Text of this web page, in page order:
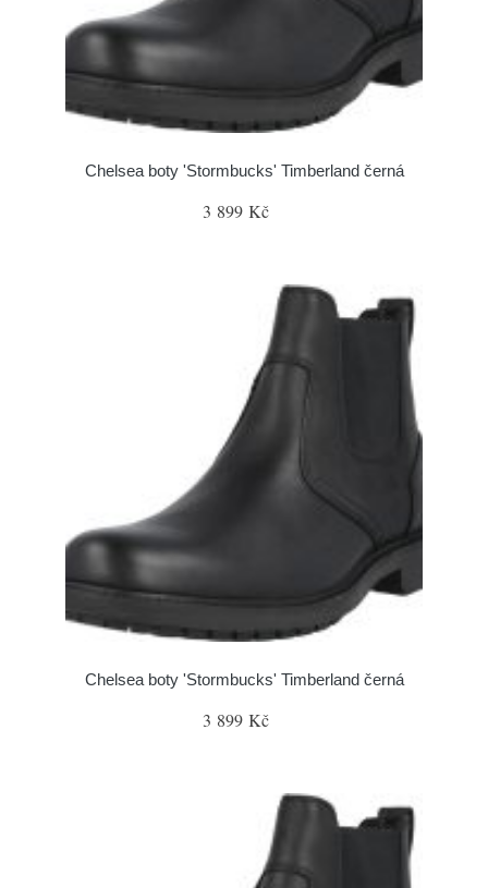
Chelsea boty 'Stormbucks' Timberland černá
3 899 Kč
Chelsea boty 'Stormbucks' Timberland černá
3 899 Kč